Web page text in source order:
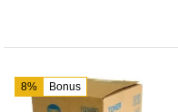
8% Bonus